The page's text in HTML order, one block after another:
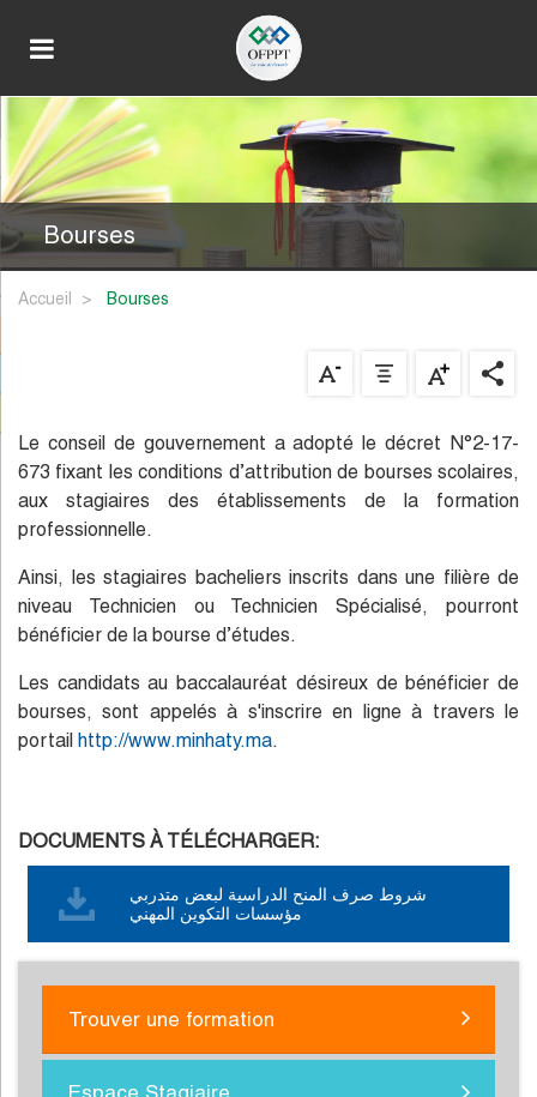
Bourses
Accueil bourses
Le conseil de gouvernement a adopté le décret N°2-17-
673 fixant les conditions d’attribution de bourses scolaires,
aux stagiaires des établissements de la formation
professionnelle.
Ainsi, les stagiaires bacheliers inscrits dans une filière de
niveau Technicien ou Technicien Spécialisé, pourront
bénéficier de la bourse d’études.
Les candidats au baccalauréat désireux de bénéficier de
bourses, sont appelés à s'inscrire en ligne à travers le
portail http://www.minhaty.ma.
DOCUMENTS À TÉLÉCHARGER:
شروط صرف المنح الدراسية لبعض متدربي
مؤسسات التكوين المهني
Trouver une formation
Espace Stagiaire